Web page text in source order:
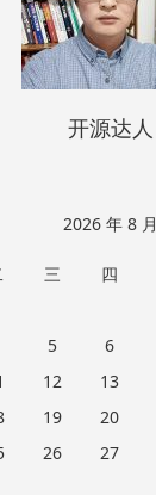
开源达人
2026 年 8 月
三 四
5 6
12 13
19 20
26 27